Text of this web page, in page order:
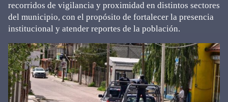
recorridos de vigilancia y proximidad en distintos sectores
del municipio, con el propósito de fortalecer la presencia
institucional y atender reportes de la población.